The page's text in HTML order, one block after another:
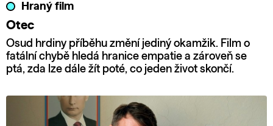
Hraný film
Otec
Osud hrdiny příběhu změní jediný okamžik. Film o
fatální chybě hledá hranice empatie a zároveň se
ptá, zda lze dále žít poté, co jeden život skončí.